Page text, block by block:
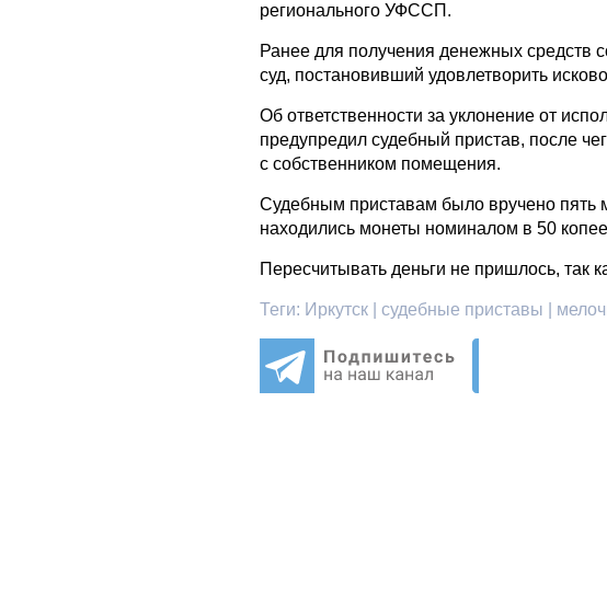
регионального УФССП.
Ранее для получения денежных средств
суд, постановивший удовлетворить
Об ответственности за уклонение от
предупредил судебный пристав, после
с собственником помещения.
Судебным приставам было вручено пять
находились монеты номиналом в 50
Пересчитывать деньги не пришлось,
Теги: Иркутск | судебные приставы |